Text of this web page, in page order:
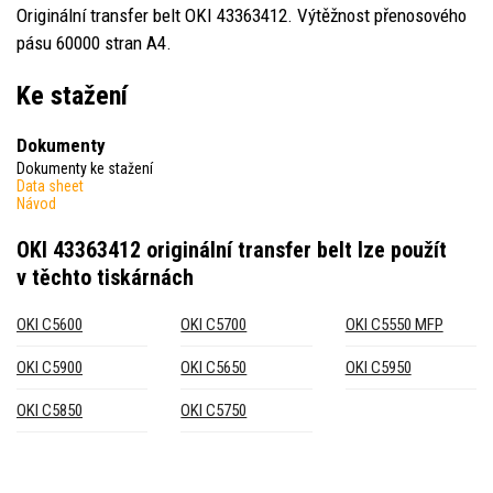
Originální transfer belt OKI 43363412. Výtěžnost přenosového
pásu 60000 stran A4.
Ke stažení
Dokumenty
Dokumenty ke stažení
Data sheet
Návod
OKI 43363412 originální transfer belt lze použít
v těchto tiskárnách
OKI C5600 OKI C5700 OKI C5550 MFP
OKI C5900 OKI C5650 OKI C5950
OKI C5850 OKI C5750